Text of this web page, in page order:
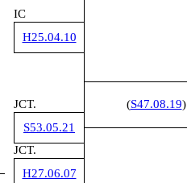
IC
H25.04.10
(S47.08.19)
JCT.
S53.05.21
JCT.
H27.06.07